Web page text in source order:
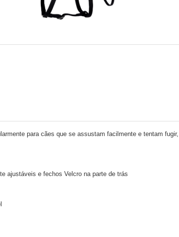
para cães que se assustam facilmente e tentam fugir,
ajustáveis e fechos Velcro na parte de trás